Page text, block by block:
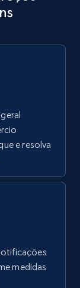
and
e resolva
medidas